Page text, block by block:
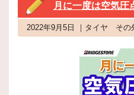
月に一度は空気圧
2022年9月5日 ｜タイヤ その